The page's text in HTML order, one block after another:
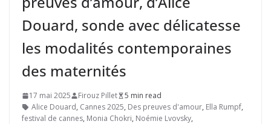
Douard, sonde avec délicatesse
les modalités contemporaines
des maternités
17 mai 2025 Firouz Pillet
5 min read
Alice Douard, Cannes 2025, Des preuves d'amour, Ella Rumpf,
festival de cannes, Monia Chokri, Noémie Lvovsky,